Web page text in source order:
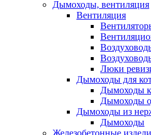
Дымоходы, вентиляция
Вентиляция
Люки
Дымоходы для
Дымоходы
Дымоходы
Дымоходы из
Дымоходы
Железобетонные